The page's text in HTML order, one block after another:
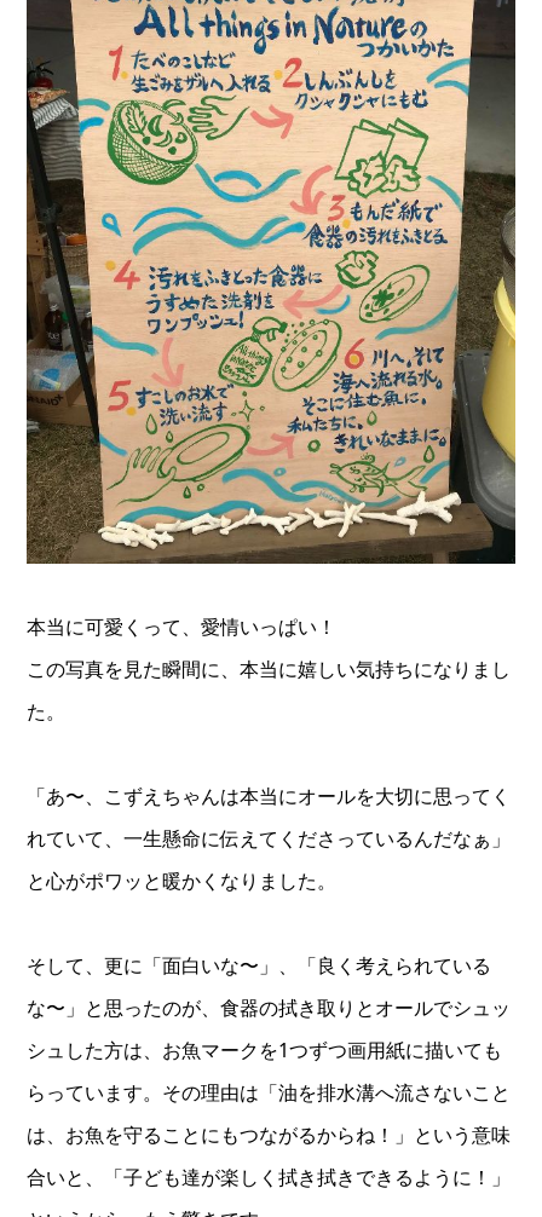
本当に可愛くって、愛情いっぱい！
この写真を見た瞬間に、本当に嬉しい気持ちになりまし
た。
「あ〜、こずえちゃんは本当にオールを大切に思ってく
れていて、一生懸命に伝えてくださっているんだなぁ」
と心がポワッと暖かくなりました。
そして、更に「面白いな〜」、「良く考えられている
な〜」と思ったのが、食器の拭き取りとオールでシュッ
シュした方は、お魚マークを1つずつ画用紙に描いても
らっています。その理由は「油を排水溝へ流さないこと
は、お魚を守ることにもつながるからね！」という意味
合いと、「子ども達が楽しく拭き拭きできるように！」